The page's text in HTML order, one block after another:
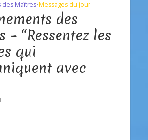
des Maîtres•Messages du jour
des
– “Ressentez les
qui
avec